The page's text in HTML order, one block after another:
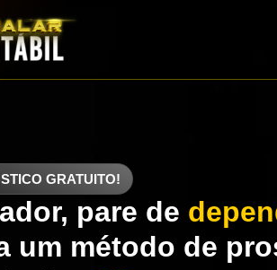
GRATUITO!
pare de
um método de